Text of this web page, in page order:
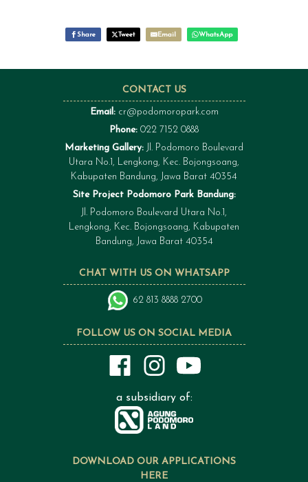
Share Tweet Email WhatsApp
FOLLOW US ON SOCIAL MEDIA
a subsidiary of:
CHAT WITH US ON WHATSAPP
62 813 8888 2700
DOWNLOAD OUR APPLICATIONS
HERE
CONTACT US
Email: cr@podomoropark.com
Phone: 022 7152 0888
Marketing Gallery: Jl. Podomoro Boulevard
Utara No.1, Lengkong, Kec. Bojongsoang,
Kabupaten Bandung, Jawa Barat 40354
Site Project Podomoro Park Bandung:
Jl. Podomoro Boulevard Utara No.1,
Lengkong, Kec. Bojongsoang, Kabupaten
Bandung, Jawa Barat 40354